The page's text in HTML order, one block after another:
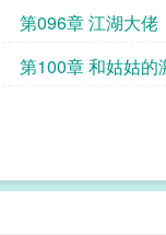
第096章 江湖大佬
第100章 和姑姑的